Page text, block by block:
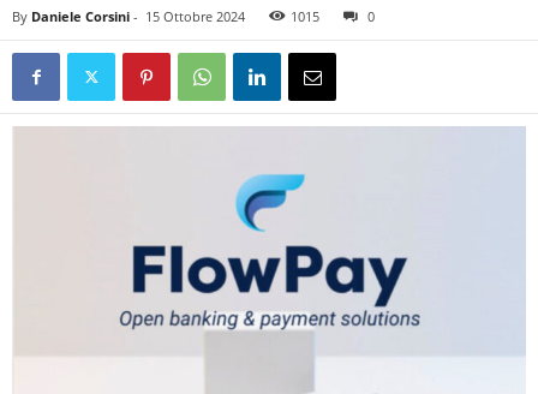
By Daniele Corsini - 15 Ottobre 2024 1015 0